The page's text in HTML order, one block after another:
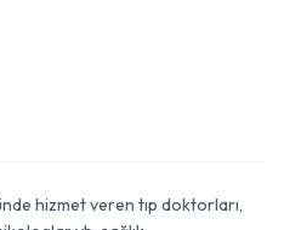
hizmet veren tıp doktorları,